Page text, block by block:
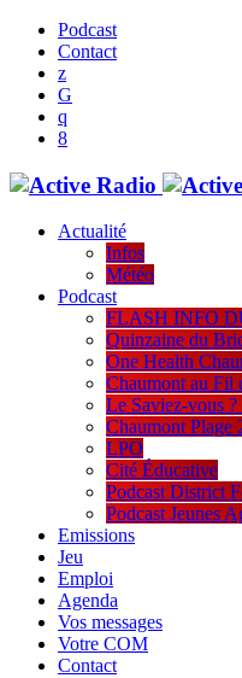
Podcast
Contact
Actualité
Infos
Météo
Podcast
FLASH INFO
Quinzaine du
One Health
Chaumont au Fil
Le Saviez-vous ?
Chaumont Plage
LPO
Cité Éducative
Podcast District
Podcast Jeunes
Emissions
Jeu
Emploi
Agenda
Vos messages
Votre COM
Contact